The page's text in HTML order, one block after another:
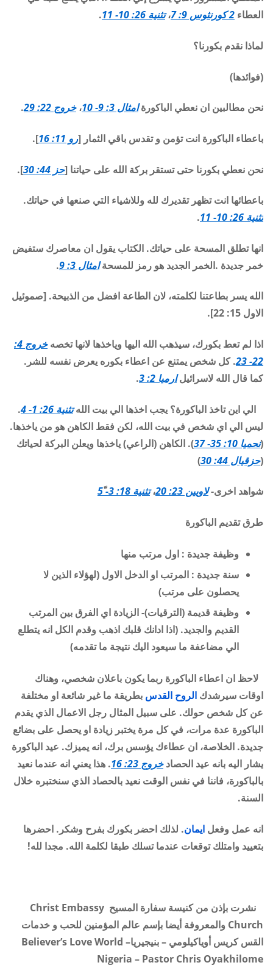
العطاء 2 كورنثوس 9: 7 ،تثنية 26: 10- 11 .
لماذا نقدم بكورنا؟
(فوائدها)
نحن مطالبين ان نعطي الباكورةامثال 3: 9- 10 ،خروج 22: 29 .
باعطاء الباكورة انت تؤمن و تقدس باقي الثمار [رو 11: 16 ].
نحن نعطي بكورنا حتى تستقر بركة الله على حياتنا [حز 44: 30 ].
باعطائها انت تظهر تقديرك لله وللاشياء التي صنعها في حياتك.
تثنية 26: 10- 11
.
انها تطلق المسحة على حياتك. الكتاب يقول ان معاصرك ستفيض
خمر جديدة .الخمر الجديد هو رمز للمسحةامثال 3: 9 .
الله يسر بطاعتنا لكلمته، لان الطاعة افضل من الذبيحة. [صموئيل
الاول 15: 22].
اذا لم تعط بكورك، سيذهب الله اليها وياخذها لانها تخصه
خروج 4:
22- 23
. كل شخص يمتنع عن اعطاء بكوره يعرض نفسه للشر.
كما قال الله لاسرائيلارميا 2: 3 .
الي اين تاخذ الباكورة؟ يجب اخذها الي بيت اللهتثنية 26: 1- 4
.
ليس الي اي شخص في بيت الله، لكن فقط الكاهن هو من ياخذها.
(نحميا 10: 35- 37
). الكاهن (الراعي) ياخذها ويعلن البركة لحياتك
(حزقيال 44: 30 )
شواهد اخرى-لاويين 23: 20 ،تثنية 18: 3- 5
طرق تقديم الباكورة
وظيفة جديدة : اول مرتب منها
سنة جديدة : المرتب او الدخل الاول (لهؤلاء الذين لا
يحصلون على مرتب)
وظيفة قديمة (الترقيات)- الزيادة اي الفرق بين المرتب
القديم والجديد. (اذا ادانك قلبك اذهب وقدم الكل انه يتطلع
الي مضاعفة ما سيعود اليك نتيجة ما تقدمه)
لاحظ ان اعطاء الباكورة ربما يكون باعلان شخصي، وهناك
اوقات سيرشدك الروح القدس بطريقة ما غير شائعة او مختلفة
عن كل شخص حولك. على سبيل المثال رجل الاعمال الذي يقدم
الباكورة عدة مرات، في كل مرة يختبر زيادة او يحصل على بضائع
جديدة. الخلاصة، ان عطاءك يؤسس برك، انه يميزك. عيد الباكورة
يشار اليه بانه عيد الحصادخروج 23: 16
. هذا يعني انه عندما نعيد
بالباكورة، فاننا في نفس الوقت نعيد بالحصاد الذي سنختبره خلال
السنة.
انه عمل وفعل ايمان. لذلك احضر بكورك بفرح وشكر. احضرها
بتعييد وامتلك توقعات عندما تسلك طبقا لكلمة الله. مجدا لله!
نشرت بإذن من كنيسة سفارة المسيح Christ Embassy
Church والمعروفة أيضا بإسم عالم المؤمنين للحب و خدمات
القس كريس أوياكيلومي – بنيجيرياBeliever’s Love World –
Nigeria – Pastor Chris Oyakhilome